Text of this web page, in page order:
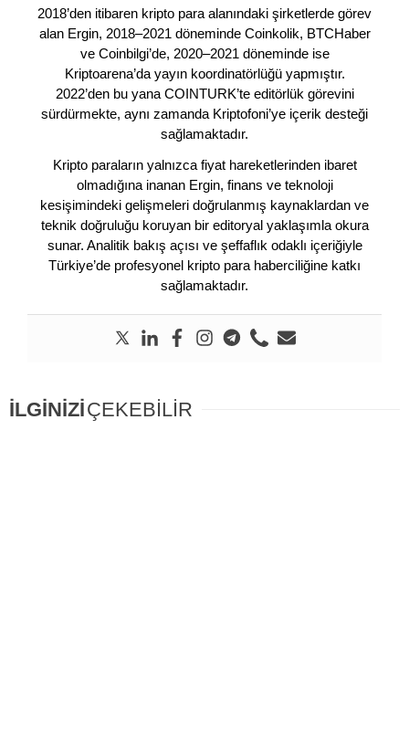
2018’den itibaren kripto para alanındaki şirketlerde görev
alan Ergin, 2018–2021 döneminde Coinkolik, BTCHaber
ve Coinbilgi’de, 2020–2021 döneminde ise
Kriptoarena’da yayın koordinatörlüğü yapmıştır.
2022’den bu yana COINTURK’te editörlük görevini
sürdürmekte, aynı zamanda Kriptofoni’ye içerik desteği
sağlamaktadır.
Kripto paraların yalnızca fiyat hareketlerinden ibaret
olmadığına inanan Ergin, finans ve teknoloji
kesişimindeki gelişmeleri doğrulanmış kaynaklardan ve
teknik doğruluğu koruyan bir editoryal yaklaşımla okura
sunar. Analitik bakış açısı ve şeffaflık odaklı içeriğiyle
Türkiye’de profesyonel kripto para haberciliğine katkı
sağlamaktadır.
İLGİNİZİÇEKEBİLİR